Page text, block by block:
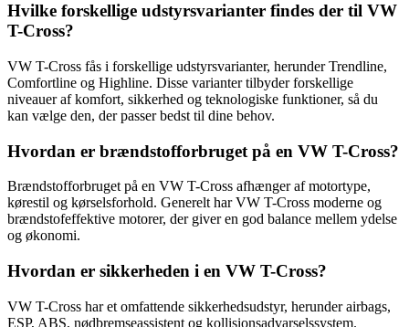
Hvilke forskellige udstyrsvarianter findes der til VW
T-Cross?
VW T-Cross fås i forskellige udstyrsvarianter, herunder Trendline,
Comfortline og Highline. Disse varianter tilbyder forskellige
niveauer af komfort, sikkerhed og teknologiske funktioner, så du
kan vælge den, der passer bedst til dine behov.
Hvordan er brændstofforbruget på en VW T-Cross?
Brændstofforbruget på en VW T-Cross afhænger af motortype,
kørestil og kørselsforhold. Generelt har VW T-Cross moderne og
brændstofeffektive motorer, der giver en god balance mellem ydelse
og økonomi.
Hvordan er sikkerheden i en VW T-Cross?
VW T-Cross har et omfattende sikkerhedsudstyr, herunder airbags,
ESP, ABS, nødbremseassistent og kollisionsadvarselssystem.